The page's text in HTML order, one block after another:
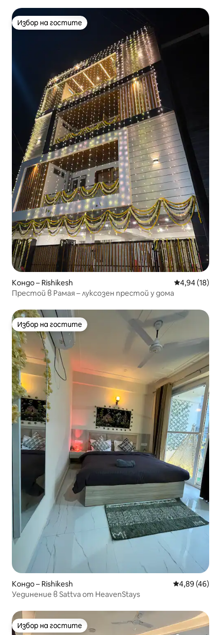
Избор на гостите
Избор на гостите
Кондо – Rishikesh Средна
4,94 (18)
Престой в Рамая – луксозен престой у дома
Избор на гостите
Избор на гостите
Кондо – Rishikesh Средна
4,89 (46)
Уединение в Sattva от HeavenStays
Избор на гостите
Избор на гостите